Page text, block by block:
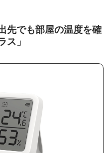
先でも部屋の温度を確
ス」